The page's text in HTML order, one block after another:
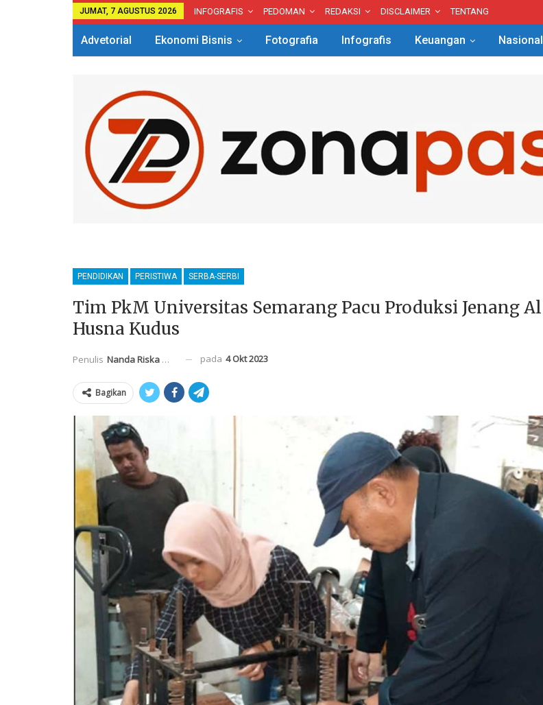
JUMAT, 7 AGUSTUS 2026 INFOGRAFIS PEDOMAN REDAKSI DISCLAIMER TENTANG
Advetorial Ekonomi Bisnis Fotografia Infografis Keuangan Nasional
PENDIDIKAN PERISTIWA SERBA-SERBI
Tim PkM Universitas Semarang Pacu Produksi Jenang Al
Husna Kudus
Penulis Nanda Riska Mahendra pada 4 Okt 2023
Bagikan